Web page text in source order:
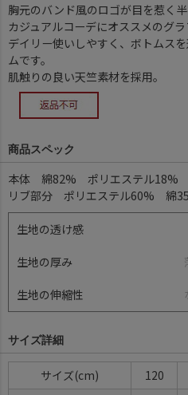
胸元のバンド風のロゴが目を惹く
カジュアルコーデにオススメのグラ
デイリー使いしやすく、ボトムス
ムです。
肌触りの良い天竺素材を採用。
商品スペック
本体 綿82% ポリエステル18%
リブ部分 ポリエステル60% 綿
生地の透け感
生地の厚み
生地の伸縮性
サイズ詳細
サイズ(cm) 120